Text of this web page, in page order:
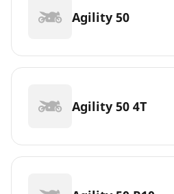
Agility 50
Agility 50 4T